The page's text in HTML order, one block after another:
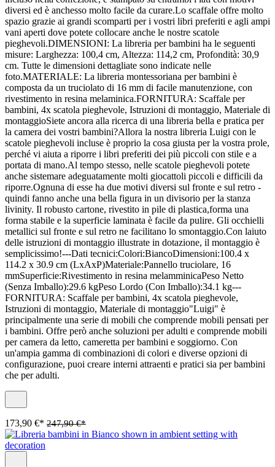
diversi ed è anchesso molto facile da curare.Lo scaffale offre molto
spazio grazie ai grandi scomparti per i vostri libri preferiti e agli ampi
vani aperti dove potete collocare anche le nostre scatole
pieghevoli.DIMENSIONI: La libreria per bambini ha le seguenti
misure: Larghezza: 100,4 cm, Altezza: 114,2 cm, Profondità: 30,9
cm. Tutte le dimensioni dettagliate sono indicate nelle
foto.MATERIALE: La libreria montessoriana per bambini è
composta da un truciolato di 16 mm di facile manutenzione, con
rivestimento in resina melaminica.FORNITURA: Scaffale per
bambini, 4x scatola pieghevole, Istruzioni di montaggio, Materiale di
montaggioSiete ancora alla ricerca di una libreria bella e pratica per
la camera dei vostri bambini?Allora la nostra libreria Luigi con le
scatole pieghevoli incluse è proprio la cosa giusta per la vostra prole,
perché vi aiuta a riporre i libri preferiti dei più piccoli con stile e a
portata di mano.Al tempo stesso, nelle scatole pieghevoli potete
anche sistemare adeguatamente molti giocattoli piccoli e difficili da
riporre.Ognuna di esse ha due motivi diversi sul fronte e sul retro -
quindi fanno anche una bella figura in un divisorio per la stanza
livinity. Il robusto cartone, rivestito in pile di plastica,forma una
forma stabile e la superficie laminata è facile da pulire. Gli occhielli
metallici sul fronte e sul retro ne facilitano lo smontaggio.Con laiuto
delle istruzioni di montaggio illustrate in dotazione, il montaggio è
semplicissimo!---Dati tecnici:Colori:BiancoDimensioni:100.4 x
114.2 x 30.9 cm (LxAxP)Materiale:Pannello truciolare, 16
mmSuperficie:Rivestimento in resina melamminicaPeso Netto
(Senza Imballo):29.6 kgPeso Lordo (Con Imballo):34.1 kg---
FORNITURA: Scaffale per bambini, 4x scatola pieghevole,
Istruzioni di montaggio, Materiale di montaggio"Luigi" è
principalmente una serie di mobili che comprende mobili pensati per
i bambini. Offre però anche soluzioni per adulti e comprende mobili
per camera da letto, cameretta per bambini e soggiorno. Con
un'ampia gamma di combinazioni di colori e diverse opzioni di
configurazione, puoi creare interni attraenti e pratici sia per bambini
che per adulti.
173,90 €* 247,90 €*